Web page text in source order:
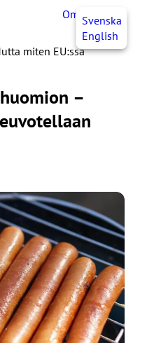
OmaJHLSvenska
English
miten EU:ssa
–